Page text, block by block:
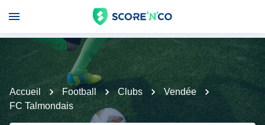
Accueil Football Clubs
Vendée
FC Talmondais